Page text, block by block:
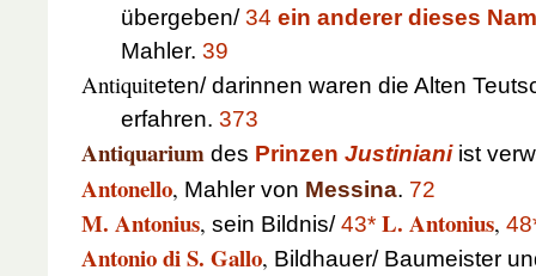
übergeben/34 ein anderer dieses
Mahler. 39
Antiquiteten/ darinnen waren die Alten
erfahren. 373
Antiquarium des Prinzen Justinianiist
Antonello, Mahler von Messina. 72
M. Antonius, sein Bildnis/43* L. Antonius,
Antonio di S. Gallo, Bildhauer/ Baumeister